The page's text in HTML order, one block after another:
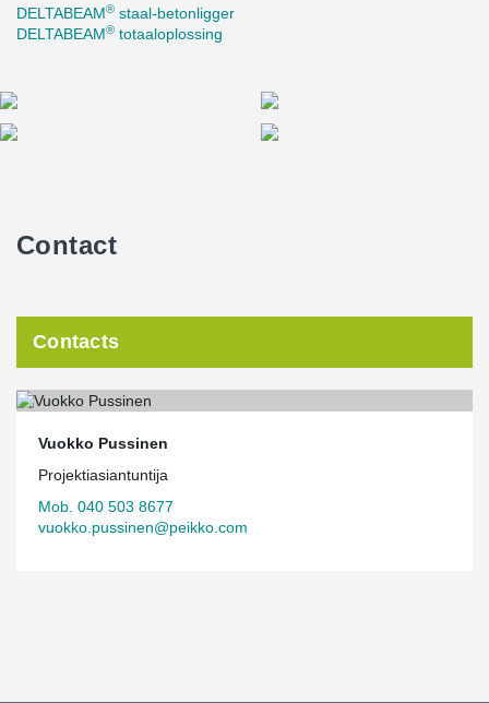
DELTABEAM® staal-betonligger
DELTABEAM® totaaloplossing
Contact
Contacts
Vuokko Pussinen
Projektiasiantuntija
Mob. 040 503 8677
vuokko.pussinen@peikko.com